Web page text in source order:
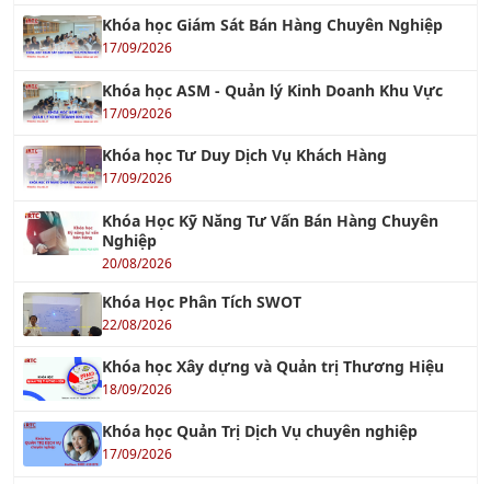
Khóa học Giám Sát Bán Hàng Chuyên Nghiệp
17/09/2026
Khóa học ASM - Quản lý Kinh Doanh Khu Vực
17/09/2026
Khóa học Tư Duy Dịch Vụ Khách Hàng
17/09/2026
Khóa Học Kỹ Năng Tư Vấn Bán Hàng Chuyên
Nghiệp
20/08/2026
Khóa Học Phân Tích SWOT
22/08/2026
Khóa học Xây dựng và Quản trị Thương Hiệu
18/09/2026
Khóa học Quản Trị Dịch Vụ chuyên nghiệp
17/09/2026